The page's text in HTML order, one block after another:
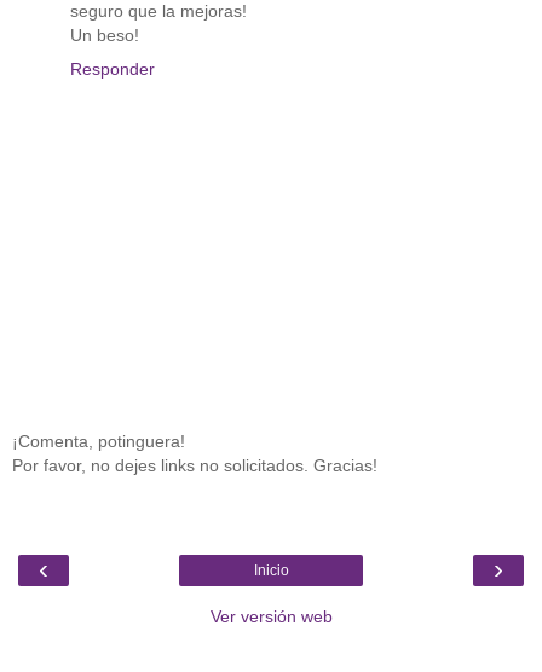
seguro que la mejoras!
Un beso!
Responder
¡Comenta, potinguera!
Por favor, no dejes links no solicitados. Gracias!
‹ ›
Inicio
Ver versión web